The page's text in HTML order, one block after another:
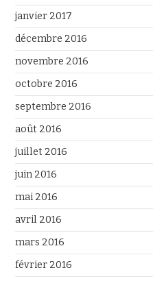
janvier 2017
décembre 2016
novembre 2016
octobre 2016
septembre 2016
août 2016
juillet 2016
juin 2016
mai 2016
avril 2016
mars 2016
février 2016